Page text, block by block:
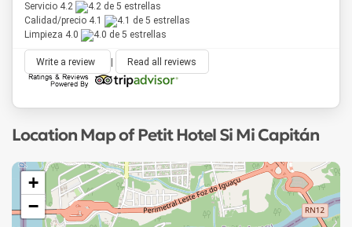
Servicio 4.2
Calidad/precio 4.1
Limpieza 4.0
Write a review Read all reviews
Location Map of Petit Hotel Si Mi Capitán
+
−